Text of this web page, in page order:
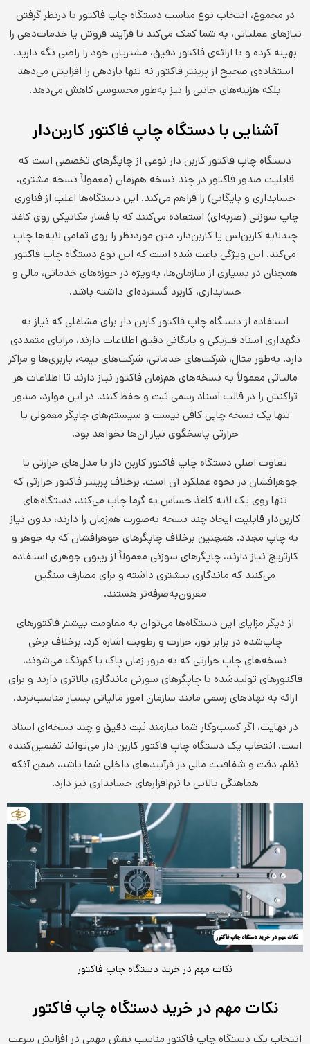
در مجموع، انتخاب نوع مناسب دستگاه چاپ فاکتور با درنظر گرفتن
نیازهای عملیاتی، به شما کمک می‌کند تا فرآیند فروش یا خدمات‌دهی را
بهینه کرده و با ارائه‌ی فاکتور دقیق، مشتریان خود را راضی نگه دارید.
استفاده‌ی صحیح از پرینتر فاکتور نه تنها بازدهی را افزایش می‌دهد
بلکه هزینه‌های جانبی را نیز به‌طور محسوسی کاهش می‌دهد.
آشنایی با دستگاه چاپ فاکتور کاربن‌دار
دستگاه چاپ فاکتور کاربن دار نوعی از چاپگرهای تخصصی است که
قابلیت صدور فاکتور در چند نسخه هم‌زمان (معمولاً نسخه مشتری،
حسابداری و بایگانی) را فراهم می‌کند. این دستگاه‌ها اغلب از فناوری
چاپ سوزنی (ضربه‌ای) استفاده می‌کنند که با فشار مکانیکی روی کاغذ
چندلایه کاربن‌لس یا کاربن‌دار، متن موردنظر را روی تمامی لایه‌ها چاپ
می‌کند. این ویژگی باعث شده است که این نوع دستگاه چاپ فاکتور
همچنان در بسیاری از سازمان‌ها، به‌ویژه در حوزه‌های خدماتی، مالی و
حسابداری، کاربرد گسترده‌ای داشته باشد.
استفاده از دستگاه چاپ فاکتور کاربن دار برای مشاغلی که نیاز به
نگهداری اسناد فیزیکی و بایگانی دقیق اطلاعات دارند، مزایای متعددی
دارد. به‌طور مثال، شرکت‌های خدماتی، شرکت‌های بیمه، باربری‌ها و مراکز
مالیاتی معمولاً به نسخه‌های هم‌زمان فاکتور نیاز دارند تا اطلاعات هر
تراکنش را در قالب اسناد رسمی ثبت و حفظ کنند. در این موارد، صدور
تنها یک نسخه چاپی کافی نیست و سیستم‌های چاپگر معمولی یا
حرارتی پاسخگوی نیاز آن‌ها نخواهد بود.
تفاوت اصلی دستگاه چاپ فاکتور کاربن دار با مدل‌های حرارتی یا
جوهرافشان در نحوه عملکرد آن است. برخلاف پرینتر فاکتور حرارتی که
تنها روی یک لایه کاغذ حساس به گرما چاپ می‌کند، دستگاه‌های
کاربن‌دار قابلیت ایجاد چند نسخه به‌صورت هم‌زمان را دارند، بدون نیاز
به چاپ مجدد. همچنین برخلاف چاپگرهای جوهرافشان که به جوهر و
کارتریج نیاز دارند، چاپگرهای سوزنی معمولاً از ریبون جوهری استفاده
می‌کنند که ماندگاری بیشتری داشته و برای مصارف سنگین
مقرون‌به‌صرفه‌تر هستند.
از دیگر مزایای این دستگاه‌ها می‌توان به مقاومت بیشتر فاکتورهای
چاپ‌شده در برابر نور، حرارت و رطوبت اشاره کرد. برخلاف برخی
نسخه‌های چاپ حرارتی که به مرور زمان پاک یا کم‌رنگ می‌شوند،
فاکتورهای تولیدشده با چاپگرهای سوزنی ماندگاری بالاتری دارند و برای
ارائه به نهادهای رسمی مانند سازمان امور مالیاتی بسیار مناسب‌ترند.
در نهایت، اگر کسب‌وکار شما نیازمند ثبت دقیق و چند نسخه‌ای اسناد
است، انتخاب یک دستگاه چاپ فاکتور کاربن دار می‌تواند تضمین‌کننده
نظم، دقت و شفافیت مالی در فرآیندهای داخلی شما باشد، ضمن آنکه
هماهنگی بالایی با نرم‌افزارهای حسابداری نیز دارد.
نکات مهم در خرید دستگاه چاپ فاکتور
نکات مهم در خرید دستگاه چاپ فاکتور
انتخاب یک دستگاه چاپ فاکتور مناسب نقش مهمی در افزایش سرعت